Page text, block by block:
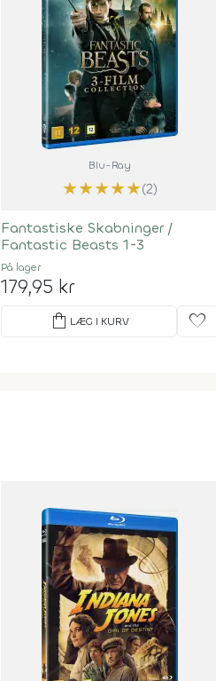
Blu-Ray
★★★★★(2)
Fantastiske Skabninger /
Fantastic Beasts 1-3
På lager
179,95 kr
shopping_bag LÆG I KURV favorite